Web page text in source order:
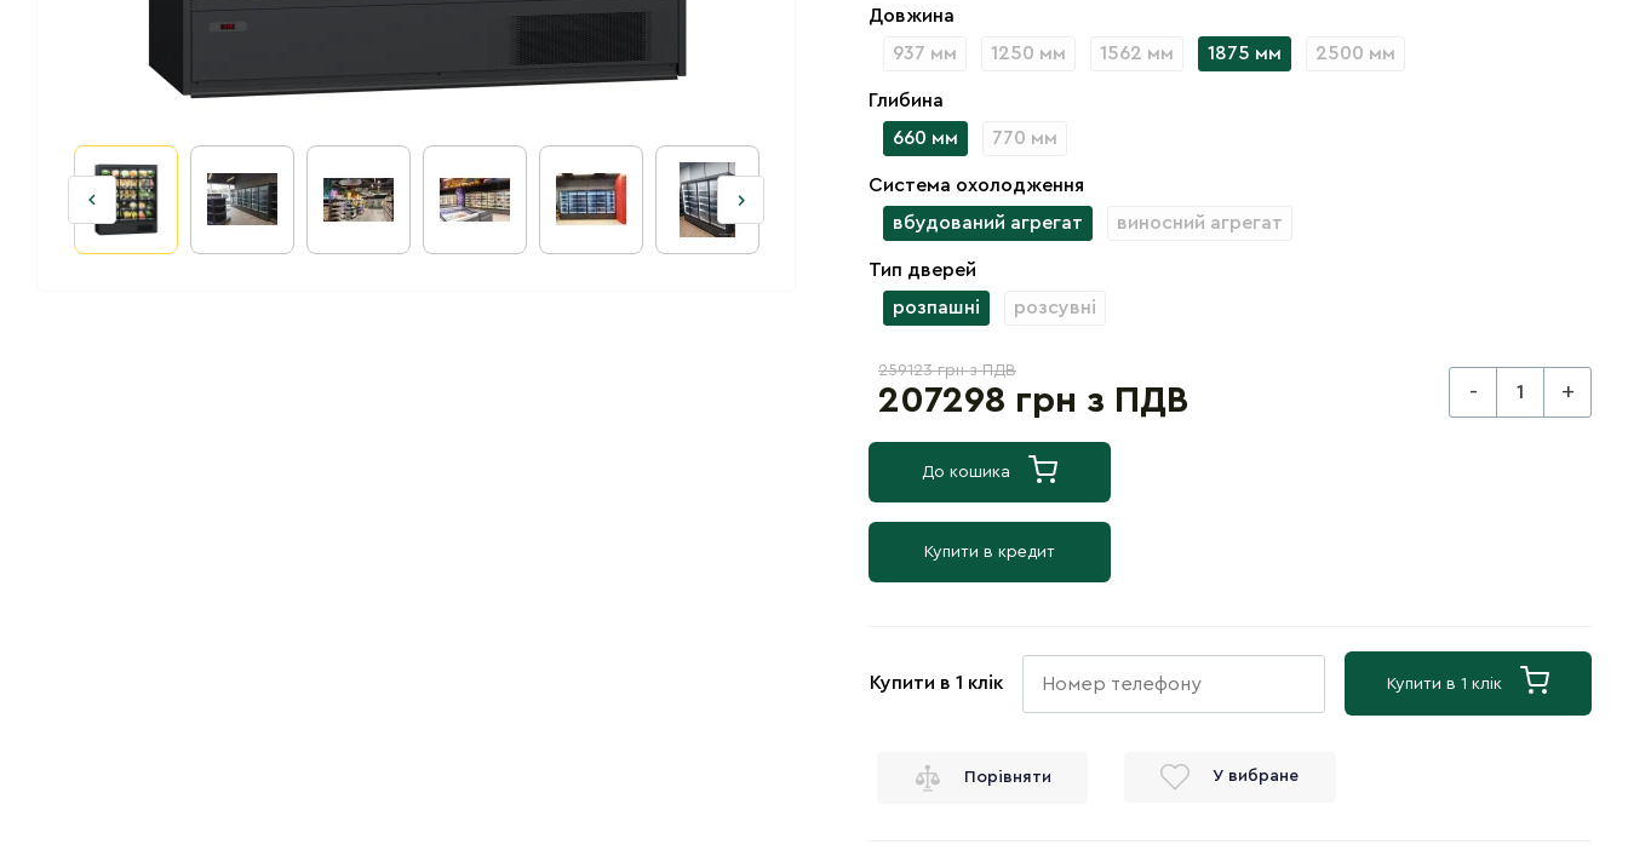
Довжина
937 мм
1250 мм 1562 мм 1875 мм 2500 мм
Глибина
660 мм
770 мм
Система охолодження
вбудований агрегат
виносний агрегат
Тип дверей
розпашні
розсувні
259123 грн з ПДВ
207298 грн з ПДВ - +
До кошика
Купити в кредит
Купити в 1 клік Купити в 1 клік
Порівняти У вибране